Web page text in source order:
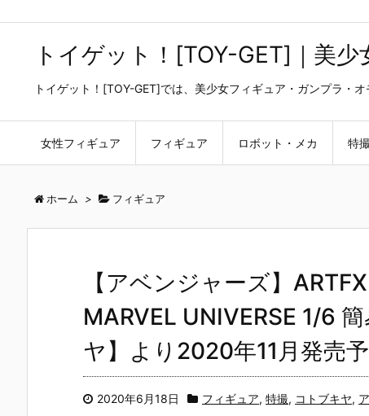
トイゲット！[TOY-GET]｜美
トイゲット！[TOY-GET]では、美少女フィギュア・ガンプラ・
女性フィギュア フィギュア ロボット・メカ 特
ホーム > フィギュア
【アベンジャーズ】
MARVEL UNIVERSE 1/6
ヤ】より2020年11月発売
2020年6月18日 フィギュア, 特撮, コトブキヤ,